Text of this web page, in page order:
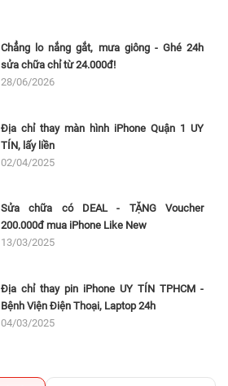
Chẳng lo nắng gắt, mưa giông - Ghé 24h
sửa chữa chỉ từ 24.000đ!
28/06/2026
Địa chỉ thay màn hình iPhone Quận 1 UY
TÍN, lấy liền
02/04/2025
Sửa chữa có DEAL - TẶNG Voucher
200.000đ mua iPhone Like New
13/03/2025
Địa chỉ thay pin iPhone UY TÍN TPHCM -
Bệnh Viện Điện Thoại, Laptop 24h
04/03/2025